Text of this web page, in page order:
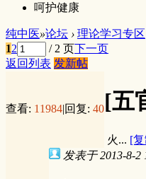
呵护健康
纯中医»论坛 › 理论学习专区
12 / 2 页下一页
返回列表 发新帖
查看: 11984|回复: 40[五
火... [
发表于 2013-8-2